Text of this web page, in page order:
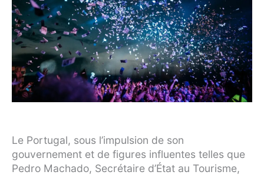
Le Portugal, sous l’impulsion de son
gouvernement et de figures influentes telles que
Pedro Machado, Secrétaire d’État au Tourisme,